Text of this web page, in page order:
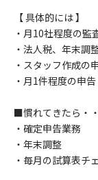
【 具体的には 】
・月10社程度の監
・法人税、年末調
・スタッフ作成の
・月1件程度の申
■慣れてきたら・
・確定申告業務
・年末調整
・毎月の試算表チ